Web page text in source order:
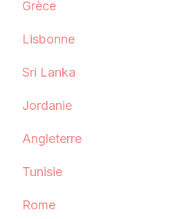
Grèce
Lisbonne
Sri Lanka
Jordanie
Angleterre
Tunisie
Rome